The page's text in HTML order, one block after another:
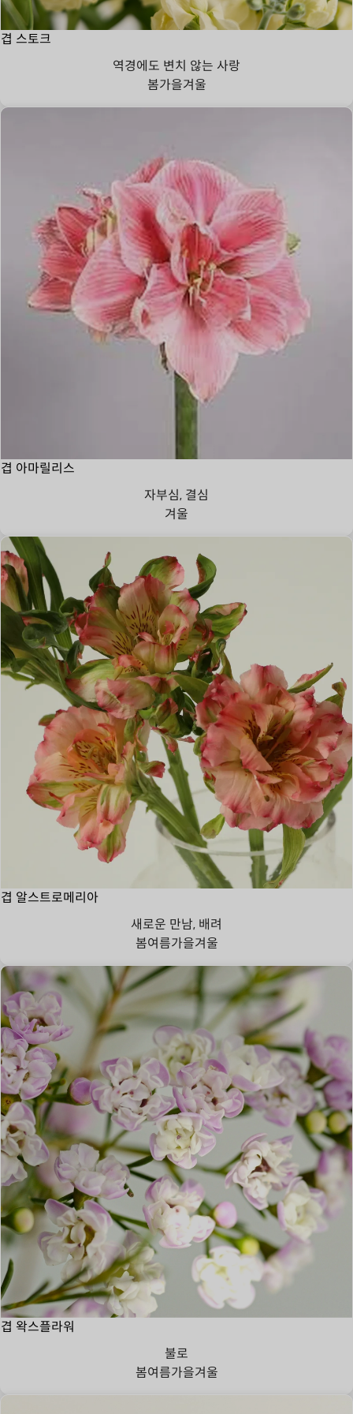
겹 스토크
역경에도 변치 않는 사랑
봄가을겨울
겹 아마릴리스
자부심, 결심
겨울
겹 알스트로메리아
새로운 만남, 배려
봄여름가을겨울
겹 왁스플라워
불로
봄여름가을겨울